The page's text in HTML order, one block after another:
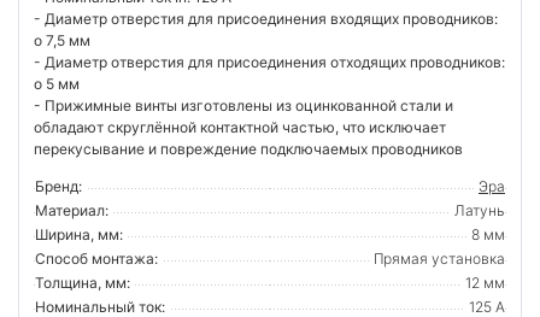
- Диаметр отверстия для присоединения входящих проводников:
o 7,5 мм
- Диаметр отверстия для присоединения отходящих проводников:
o 5 мм
- Прижимные винты изготовлены из оцинкованной стали и
обладают скруглённой контактной частью, что исключает
перекусывание и повреждение подключаемых проводников
Бренд:
Эра
Материал:
Латунь
Ширина, мм:
8 мм
Способ монтажа:
Прямая установка
Толщина, мм:
12 мм
Номинальный ток:
125 А